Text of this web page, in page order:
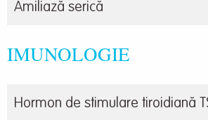
Amiliază serică
IMUNOLOGIE
Hormon de stimulare tiroidiană